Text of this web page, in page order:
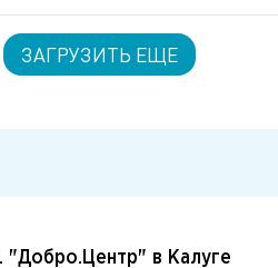
ЗАГРУЗИТЬ ЕЩЕ
"Добро.Центр" в Калуге